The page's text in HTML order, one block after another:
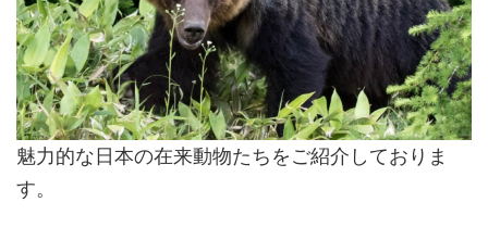
魅力的な日本の在来動物たちをご紹介しておりま
す。